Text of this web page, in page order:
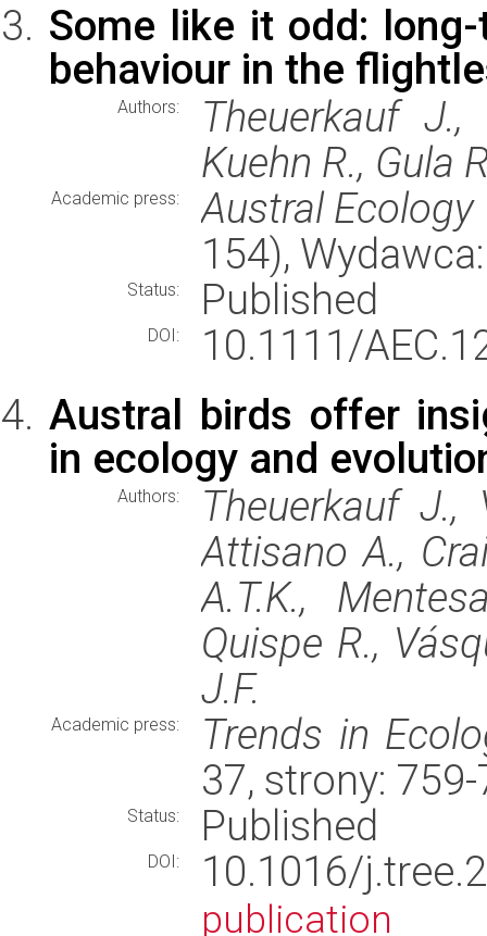
Some like it odd:
behaviour in the
Authors:
Theuerkauf
Kuehn R., Gula
Academic press: Austral Ecology
154),
Status: Published
DOI:
10.1111/
Austral birds offer
in ecology and
Authors:
Theuerkauf J.,
Attisano A.,
A.T.K.,
Quispe R.,
J.F.
Academic press:
Trends in
37, strony:
Status: Published
DOI: 10.1016/
publication